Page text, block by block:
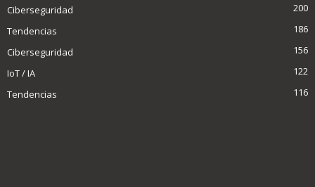
Ciberseguridad
200
Tendencias
186
Ciberseguridad
156
IoT / IA
122
Tendencias
116